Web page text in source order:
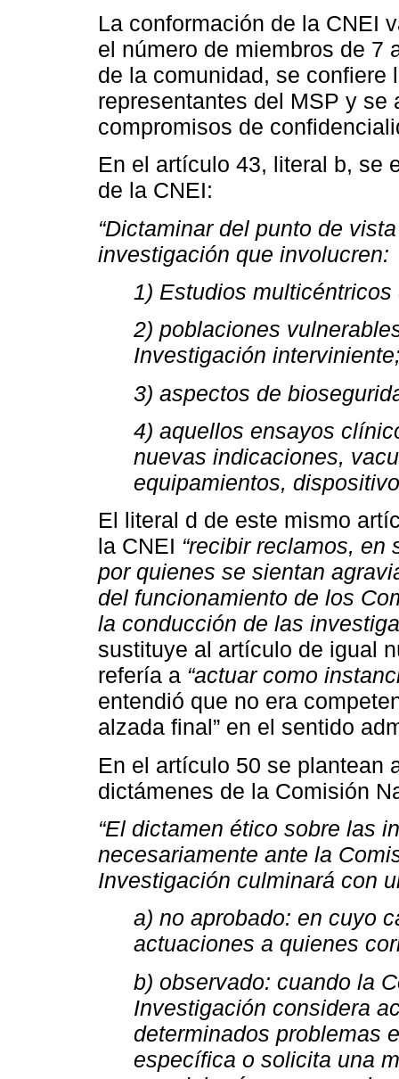
La conformación de la CNEI
el número de miembros de 7
de la comunidad, se confiere
representantes del MSP y
compromisos de
En el artículo 43, literal b, se
de la CNEI:
“Dictaminar del punto de
investigación que involucren:
1) Estudios
2) poblaciones
Investigación
3) aspectos de
4) aquellos ensayos
nuevas indicaciones,
equipamientos,
El literal d de este mismo
la CNEI “recibir reclamos,
por quienes se sientan
del funcionamiento de los
la conducción de las
sustituye al artículo de igual
refería a “actuar como
entendió que no era
alzada final” en el sentido
En el artículo 50 se plantean
dictámenes de la Comisión
“El dictamen ético sobre las
necesariamente ante la
Investigación culminará con
a) no aprobado: en cuyo
actuaciones a quienes
b) observado: cuando la
Investigación considera
determinados problemas
específica o solicita una